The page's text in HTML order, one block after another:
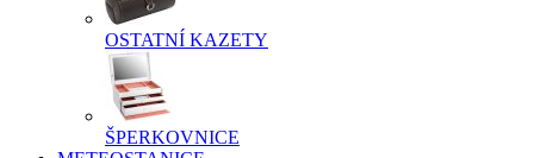
OSTATNÍ KAZETY
ŠPERKOVNICE